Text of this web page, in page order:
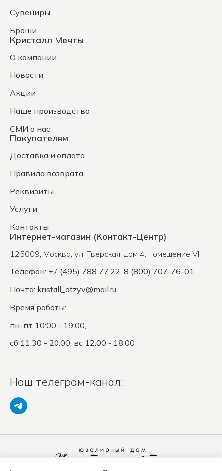
Сувениры
Броши
Кристалл Мечты
О компании
Новости
Акции
Наше производство
СМИ о нас
Покупателям
Доставка и оплата
Правила возврата
Реквизиты
Услуги
Контакты
Интернет-магазин (Контакт-Центр)
125009, Москва, ул. Тверская, дом 4, помещение VII
Телефон: +7 (495) 788 77 22, 8 (800) 707-76-01
Почта: kristall_otzyv@mail.ru
Время работы:
пн-пт 10:00 - 19:00,
сб 11:30 - 20:00, вс 12:00 - 18:00
Наш телеграм-канал: